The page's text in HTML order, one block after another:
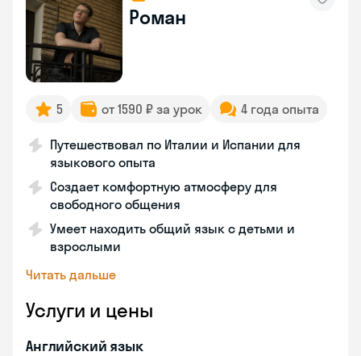
Роман
5 от 1590 ₽ за урок 4 года опыта
Путешествовал по Италии и Испании для
языкового опыта
Создает комфортную атмосферу для
свободного общения
Умеет находить общий язык с детьми и
взрослыми
Читать дальше
Услуги и цены
Английский язык